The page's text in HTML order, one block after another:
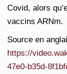
Covid, alors
vaccins ARNm.
Source en
https://
47e0-b35d-